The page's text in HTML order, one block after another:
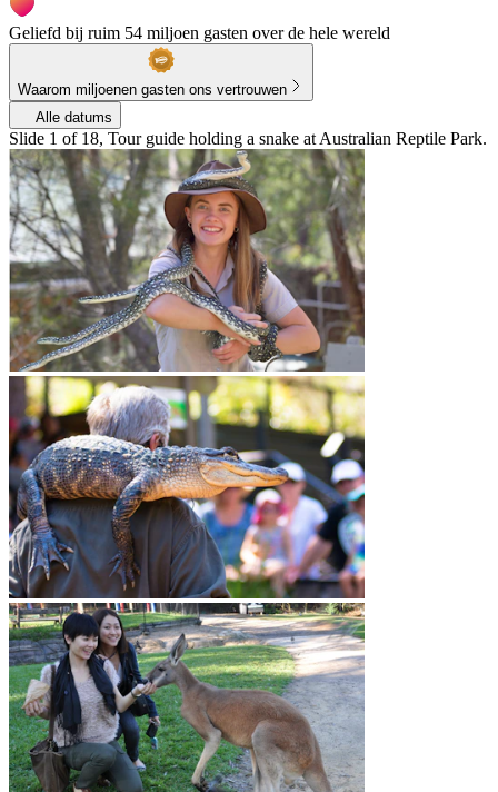
Geliefd bij ruim 54 miljoen gasten over de hele wereld
Waarom miljoenen gasten ons vertrouwen
Alle datums
Slide 1 of 18, Tour guide holding a snake at Australian Reptile Park.